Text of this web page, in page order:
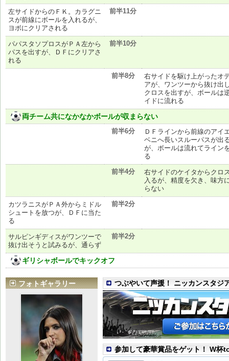
左サイドからのＦＫ。カラグニ
スが前線にボールを入れるが、
ヨボにクリアされる
前半11分
パパスタソプロスがＰＡ左から
パスを出すが、ＤＦにクリアさ
れる
前半10分
前半8分
右サイドを駆け上がったオ
アが、ワンツーから抜け出
クロスを出すが、ボールは
イドに流れる
両チーム共になかなかボールが収まらない
前半6分
ＤＦラインから前線のアイ
ベニへ長いスルーパスが出
が、ボールは流れてライン
る
前半4分
右サイドのケイタからクロ
入るが、精度を欠き、味方
らない
カツラニスがＰＡ外からミドル
シュートを放つが、ＤＦに当た
る
前半2分
サルピンギディスがワンツーで
抜け出そうと試みるが、通らず
前半2分
ギリシャボールでキックオフ
つぶやいて声援！ ニッカンスタジ
参加して豪華賞品をゲット！ W杯
フォトギャラリー